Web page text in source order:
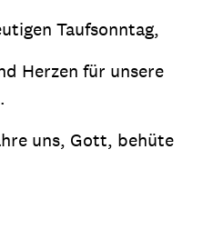
Taufsonntag,
Herzen für unsere
uns, Gott, behüte